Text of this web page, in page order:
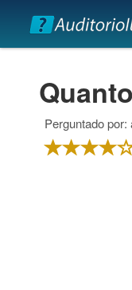
Perguntado